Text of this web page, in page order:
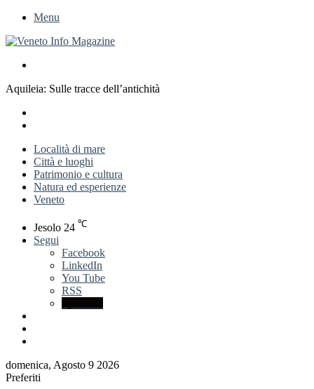
Menu
Aquileia: Sulle tracce dell’antichità
Località di mare
Città e luoghi
Patrimonio e cultura
Natura ed esperienze
Veneto
Jesolo 24 ℃
Segui
Facebook
LinkedIn
You Tube
RSS
domenica, Agosto 9 2026
Preferiti